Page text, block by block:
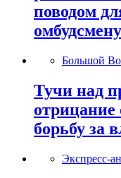
поводом
омбудсмену
Большой
Тучи над
отрицание
борьбу за
Экспресс-